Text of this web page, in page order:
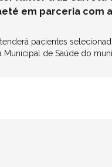
em parceria com
pacientes
Municipal de Saúde do